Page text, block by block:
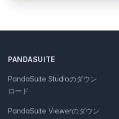
PANDASUITE
PandaSuite Studioのダウン
ロード
PandaSuite Viewerのダウン